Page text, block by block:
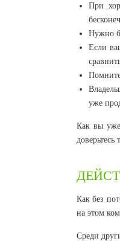
При
Нужно
Если
уже
Как вы уже
Как без
на этом
Среди